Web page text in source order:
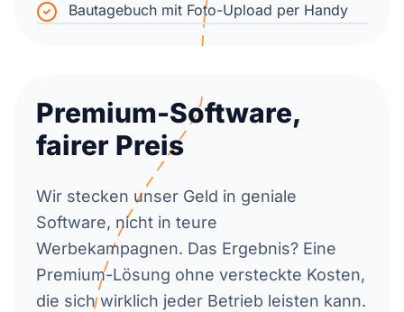
Bautagebuch mit Foto-Upload per Handy
Premium-Software,
fairer Preis
Wir stecken unser Geld in geniale
Software, nicht in teure
Werbekampagnen. Das Ergebnis? Eine
Premium-Lösung ohne versteckte Kosten,
die sich wirklich jeder Betrieb leisten kann.